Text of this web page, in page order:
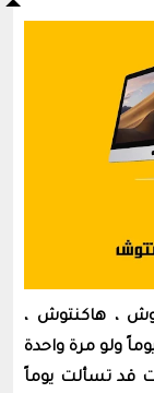
، هاكنتوش ،
ولو مرة واحدة
قد تسألت يوماً